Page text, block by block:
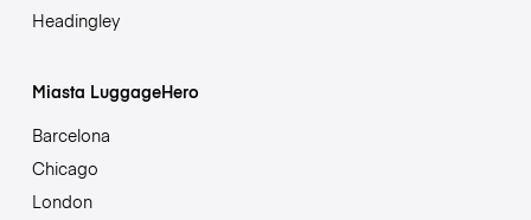
Headingley
Miasta LuggageHero
Barcelona
Chicago
London